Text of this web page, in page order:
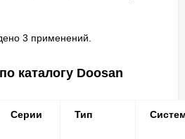
3 применений.
каталогу Doosan
Серии Тип